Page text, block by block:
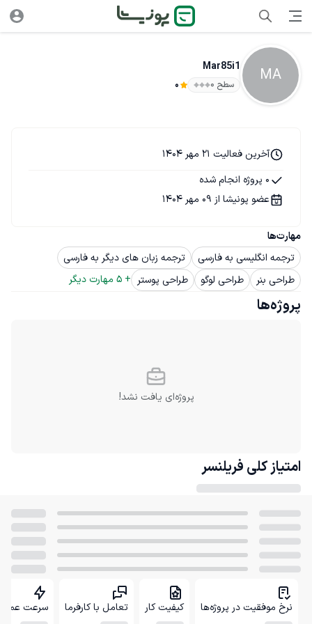
MA
Mar85i1
سطح ۰ 0
مهارت‌ها
ترجمه انگلیسی به فارسی
ترجمه زبان های دیگر به فارسی
طراحی بنر
طراحی لوگو طراحی پوستر +
5 مهارت دیگر
آخرین فعالیت 21 مهر 1404
0 پروژه انجام شده
عضو پونیشا از 09 مهر 1404
پروژه‌ها
پروژه‌ای یافت نشد!
امتیاز کلی فریلنسر
نرخ موفقیت در پروژه‌ها کیفیت کار تعامل با کارفرما سرعت عمل